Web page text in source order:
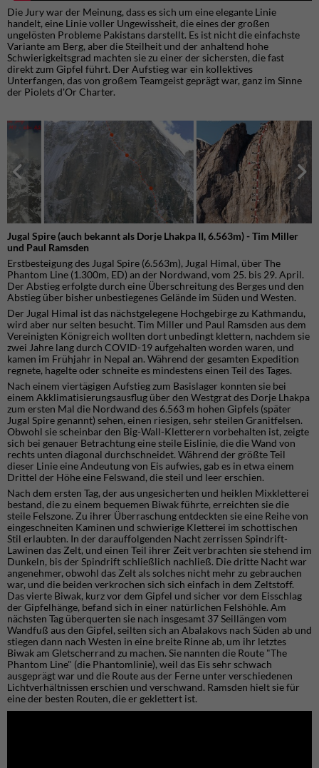
Die Jury war der Meinung, dass es sich um eine elegante Linie
handelt, eine Linie voller Ungewissheit, die eines der großen
ungelösten Probleme Pakistans darstellt. Es ist nicht die einfachste
Variante am Berg, aber die Steilheit und der anhaltend hohe
Schwierigkeitsgrad machten sie zu einer der sichersten, die fast
direkt zum Gipfel führt. Der Aufstieg war ein kollektives
Unterfangen, das von großem Teamgeist geprägt war, ganz im Sinne
der Piolets d'Or Charter.
Jugal Spire (auch bekannt als Dorje Lhakpa II, 6.563m) - Tim Miller
und Paul Ramsden
Erstbesteigung des Jugal Spire (6.563m), Jugal Himal, über The
Phantom Line (1.300m, ED) an der Nordwand, vom 25. bis 29. April.
Der Abstieg erfolgte durch eine Überschreitung des Berges und den
Abstieg über bisher unbestiegenes Gelände im Süden und Westen.
Der Jugal Himal ist das nächstgelegene Hochgebirge zu Kathmandu,
wird aber nur selten besucht. Tim Miller und Paul Ramsden aus dem
Vereinigten Königreich wollten dort unbedingt klettern, nachdem sie
zwei Jahre lang durch COVID-19 aufgehalten worden waren, und
kamen im Frühjahr in Nepal an. Während der gesamten Expedition
regnete, hagelte oder schneite es mindestens einen Teil des Tages.
Nach einem viertägigen Aufstieg zum Basislager konnten sie bei
einem Akklimatisierungsausflug über den Westgrat des Dorje Lhakpa
zum ersten Mal die Nordwand des 6.563 m hohen Gipfels (später
Jugal Spire genannt) sehen, einen riesigen, sehr steilen Granitfelsen.
Obwohl sie scheinbar den Big-Wall-Kletterern vorbehalten ist, zeigte
sich bei genauer Betrachtung eine steile Eislinie, die die Wand von
rechts unten diagonal durchschneidet. Während der größte Teil
dieser Linie eine Andeutung von Eis aufwies, gab es in etwa einem
Drittel der Höhe eine Felswand, die steil und leer erschien.
Nach dem ersten Tag, der aus ungesicherten und heiklen Mixkletterei
bestand, die zu einem bequemen Biwak führte, erreichten sie die
steile Felszone. Zu ihrer Überraschung entdeckten sie eine Reihe von
eingeschneiten Kaminen und schwierige Kletterei im schottischen
Stil erlaubten. In der darauffolgenden Nacht zerrissen Spindrift-
Lawinen das Zelt, und einen Teil ihrer Zeit verbrachten sie stehend im
Dunkeln, bis der Spindrift schließlich nachließ. Die dritte Nacht war
angenehmer, obwohl das Zelt als solches nicht mehr zu gebrauchen
war, und die beiden verkrochen sich sich einfach in dem Zeltstoff.
Das vierte Biwak, kurz vor dem Gipfel und sicher vor dem Eisschlag
der Gipfelhänge, befand sich in einer natürlichen Felshöhle. Am
nächsten Tag überquerten sie nach insgesamt 37 Seillängen vom
Wandfuß aus den Gipfel, seilten sich an Abalakovs nach Süden ab und
stiegen dann nach Westen in eine breite Rinne ab, um ihr letztes
Biwak am Gletscherrand zu machen. Sie nannten die Route "The
Phantom Line" (die Phantomlinie), weil das Eis sehr schwach
ausgeprägt war und die Route aus der Ferne unter verschiedenen
Lichtverhältnissen erschien und verschwand. Ramsden hielt sie für
eine der besten Routen, die er geklettert ist.